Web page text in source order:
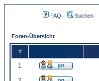
FAQ Suchen
Foren-Übersicht
#
1